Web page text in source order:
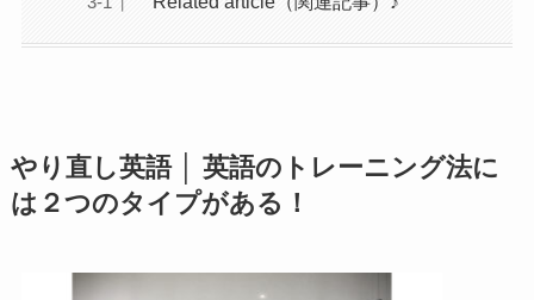
やり直し英語 │ 英語のトレーニング法に
は２つのタイプがある！